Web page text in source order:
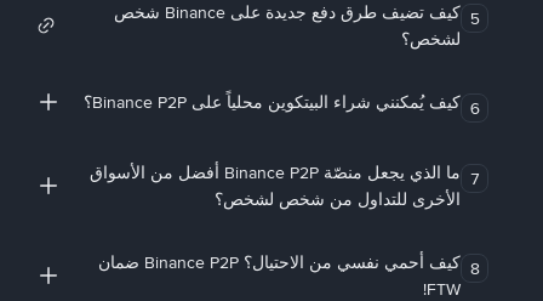
5
كيف تضيف طرق دفع جديدة على Binance شخص
لشخص؟
6 كيف يُمكنني شراء البيتكوين محلياً على Binance P2P؟
7
ما الذي يجعل منصّة Binance P2P أفضل من الأسواق
الأخرى للتداول من شخص لشخص؟
8
كيف أحمي نفسي من الاحتيال؟ Binance P2P ضمان
FTW!